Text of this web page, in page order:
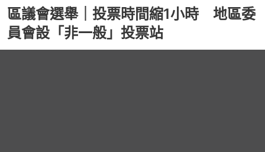
區議會選舉｜投票時間縮1小時 地區委
員會設「非一般」投票站